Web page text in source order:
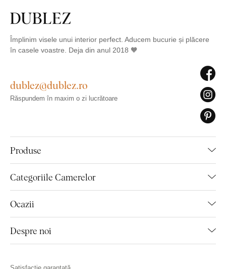
Împlinim visele unui interior perfect. Aducem bucurie și plăcere
în casele voastre. Deja din anul 2018 🧡
Produse
Categoriile Camerelor
Ocazii
Despre noi
dublez@dublez.ro
Răspundem în maxim o zi lucrătoare